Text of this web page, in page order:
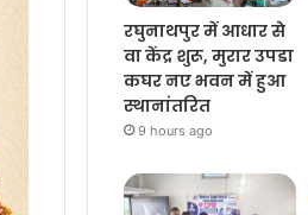
रघुनाथपुर में आधार से
वा केंद्र शुरू, मुरार उपडा
कघर नए भवन में हुआ
स्थानांतरित
9 hours ago